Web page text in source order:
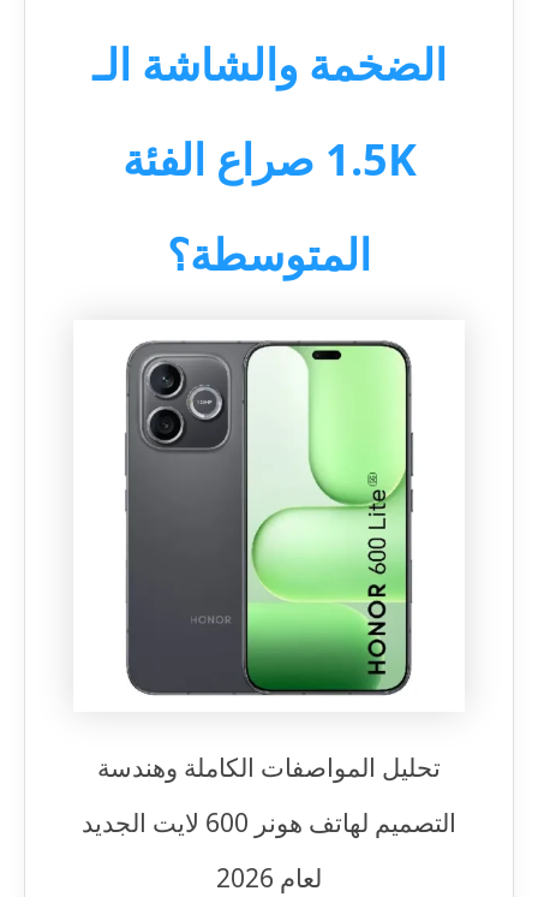
الضخمة والشاشة الـ
1.5K صراع الفئة
المتوسطة؟
تحليل المواصفات الكاملة وهندسة
التصميم لهاتف هونر 600 لايت الجديد
لعام 2026